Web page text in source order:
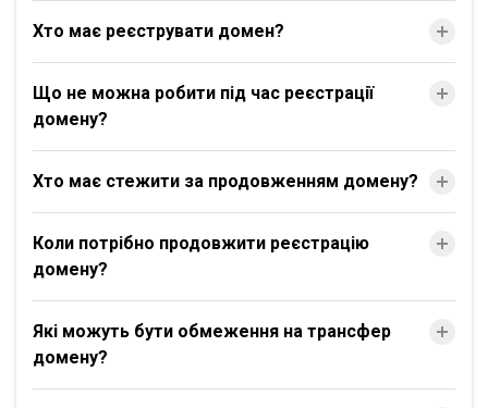
Хто має реєструвати домен?
Що не можна робити під час реєстрації
домену?
Хто має стежити за продовженням домену?
Коли потрібно продовжити реєстрацію
домену?
Які можуть бути обмеження на трансфер
домену?